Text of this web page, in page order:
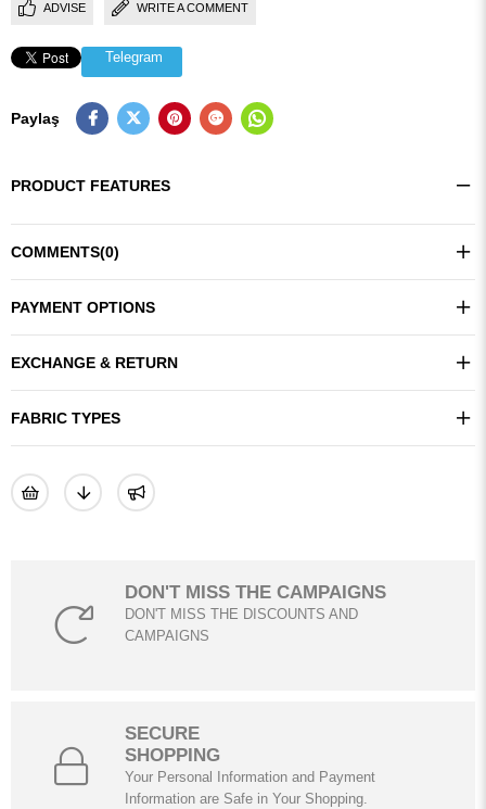
ADVISE WRITE A COMMENT
Telegram
Paylaş
PRODUCT FEATURES
COMMENTS(0)
PAYMENT OPTIONS
EXCHANGE & RETURN
FABRIC TYPES
DON'T MISS THE CAMPAIGNS
DON'T MISS THE DISCOUNTS AND
CAMPAIGNS
SECURE
SHOPPING
Your Personal Information and Payment
Information are Safe in Your Shopping.